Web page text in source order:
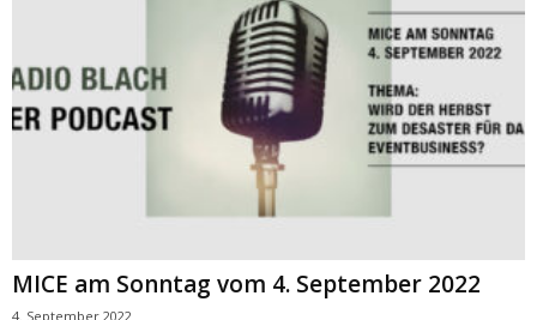
MICE am Sonntag vom 4. September 2022
4. September 2022